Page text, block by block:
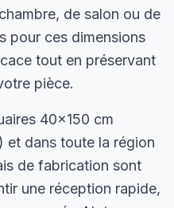
de salon ou de
pour ces dimensions
tout en préservant
pièce.
40×150 cm
et dans toute la région
de fabrication sont
une réception rapide,